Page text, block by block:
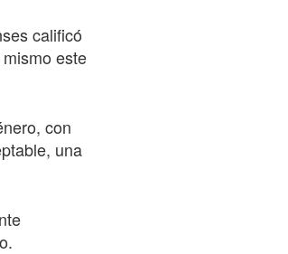
calificó
este
con
una